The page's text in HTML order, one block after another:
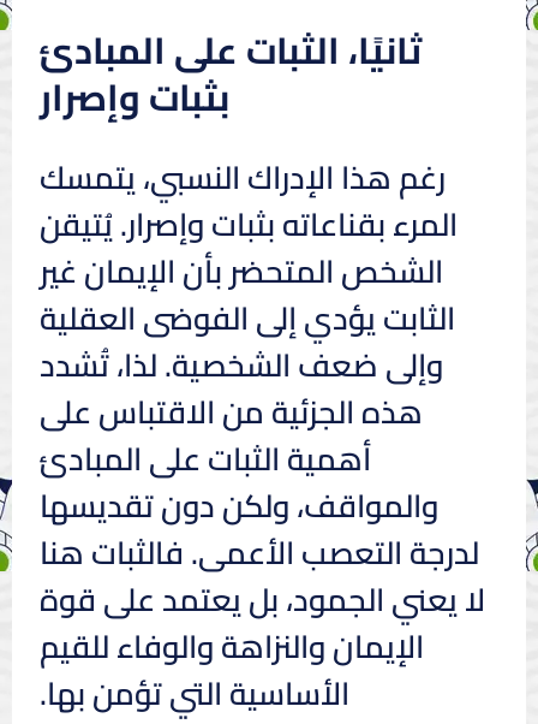
ثانيًا، الثبات على المبادئ
بثبات وإصرار
رغم هذا الإدراك النسبي، يتمسك
المرء بقناعاته بثبات وإصرار. يُتيقن
الشخص المتحضر بأن الإيمان غير
الثابت يؤدي إلى الفوضى العقلية
وإلى ضعف الشخصية. لذا، تُشدد
هذه الجزئية من الاقتباس على
أهمية الثبات على المبادئ
والمواقف، ولكن دون تقديسها
لدرجة التعصب الأعمى. فالثبات هنا
لا يعني الجمود، بل يعتمد على قوة
الإيمان والنزاهة والوفاء للقيم
الأساسية التي تؤمن بها.